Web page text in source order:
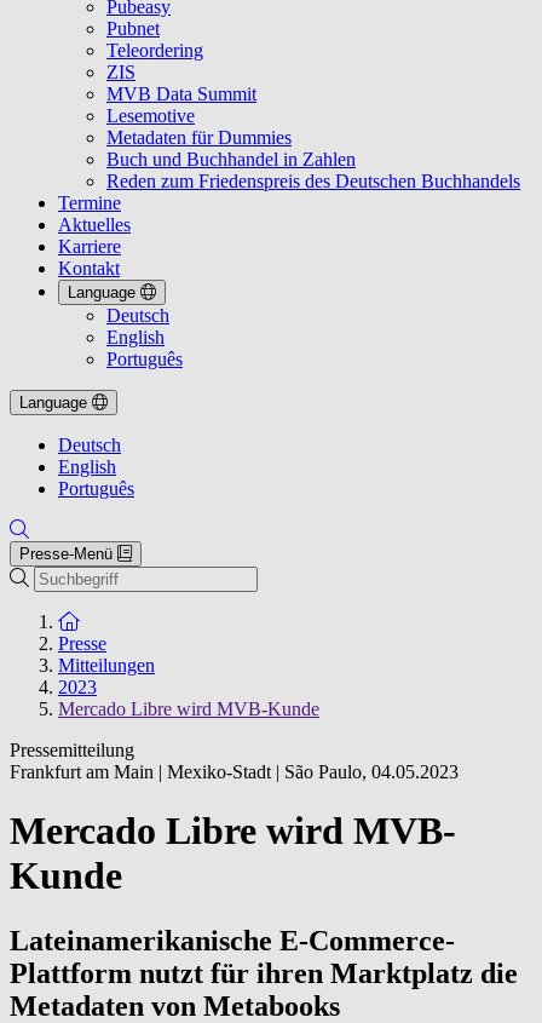
Pubeasy
Pubnet
Teleordering
ZIS
MVB Data Summit
Lesemotive
Metadaten für Dummies
Buch und Buchhandel in Zahlen
Reden zum Friedenspreis des Deutschen Buchhandels
Termine
Aktuelles
Karriere
Kontakt
Language
Deutsch
English
Português
Language
Deutsch
English
Português
Presse-Menü
Suche
Zur Startseite
Presse
Mitteilungen
2023
Mercado Libre wird MVB-Kunde
Pressemitteilung
Frankfurt am Main | Mexiko-Stadt | São Paulo, 04.05.2023
Mercado Libre wird MVB-
Kunde
Lateinamerikanische E-Commerce-
Plattform nutzt für ihren Marktplatz die
Metadaten von Metabooks